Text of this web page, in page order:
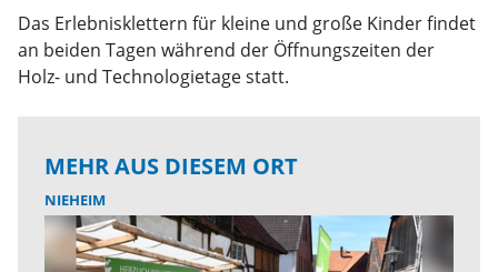
Das Erlebnisklettern für kleine und große Kinder findet
an beiden Tagen während der Öffnungszeiten der
Holz- und Technologietage statt.
MEHR AUS DIESEM ORT
NIEHEIM